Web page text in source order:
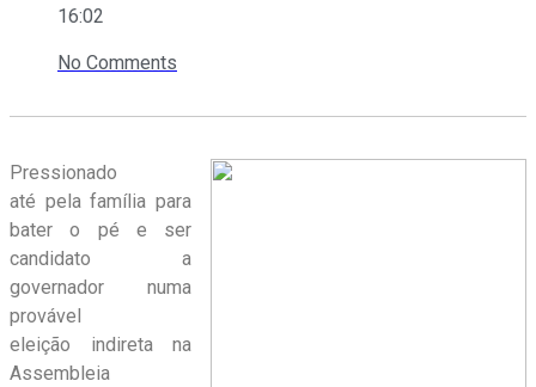
16:02
No Comments
Pressionado
até pela família para
bater o pé e ser
candidato a
governador numa
provável
eleição indireta na
Assembleia